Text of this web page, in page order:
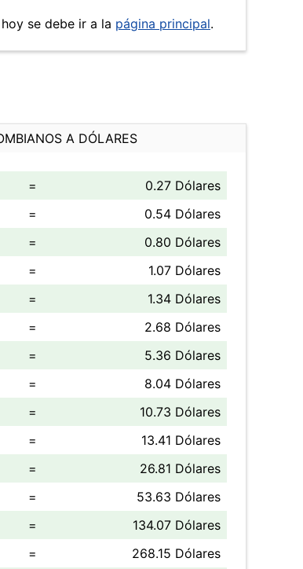
se debe ir a la página principal.
A DÓLARES
=
0.27 Dólares
=
0.54 Dólares
=
0.80 Dólares
=
1.07 Dólares
=
1.34 Dólares
=
2.68 Dólares
=
5.36 Dólares
=
8.04 Dólares
=
10.73 Dólares
=
13.41 Dólares
=
26.81 Dólares
=
53.63 Dólares
=
134.07 Dólares
= 268.15 Dólares